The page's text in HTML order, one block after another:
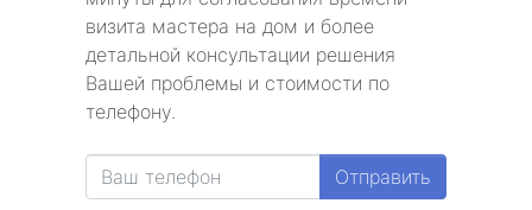
визита мастера на дом и более
детальной консультации решения
Вашей проблемы и стоимости по
телефону.
Отправить